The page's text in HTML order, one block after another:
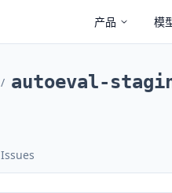
产品 模
/ autoeval-
Issues